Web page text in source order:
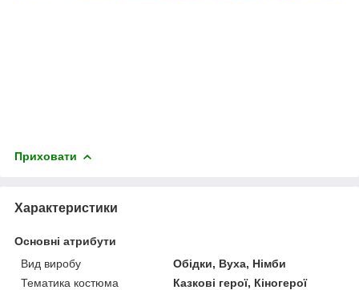
Приховати
Характеристики
Основні атрибути
Вид виробу
Обідки, Вуха, Німби
Тематика костюма
Казкові герої, Кіногерої